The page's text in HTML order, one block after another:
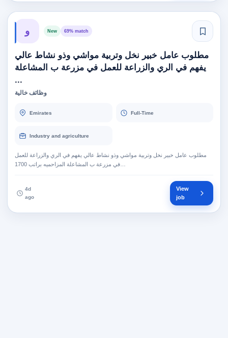
و New 69% match
مطلوب عامل خبير نخل وتربية مواشي وذو نشاط عالي
يفهم في الري والزراعة للعمل في مزرعة ب المشاعلة
...
وظائف خالية
Emirates Full-Time
Industry and agriculture
مطلوب عامل خبير نخل وتربية مواشي وذو نشاط عالي يفهم في الري والزراعة للعمل
4d
ago
View
job